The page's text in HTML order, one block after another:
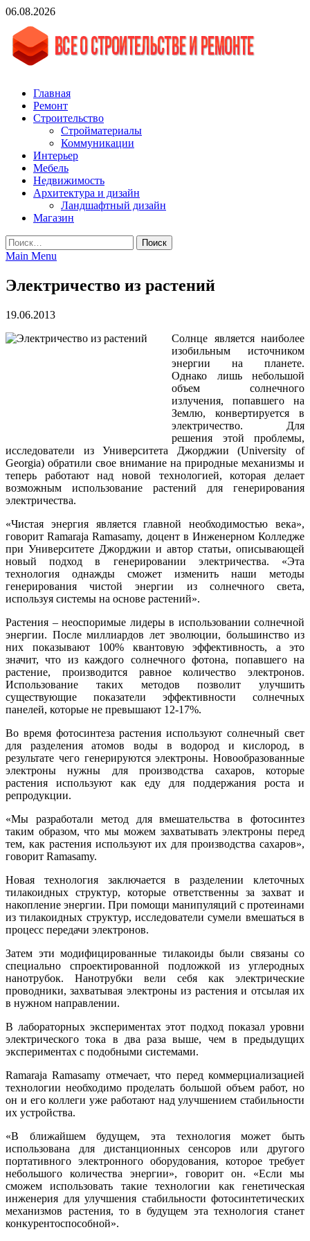
Skip
content
06.08.2026
vgasa.ru
Строительный журнал. Всё о строительстве и ремонтах
Главная
Ремонт
Строительство
Стройматериалы
Коммуникации
Интерьер
Мебель
Недвижимость
Архитектура и дизайн
Ландшафтный дизайн
Магазин
Найти:
Main Menu
Электричество из растений
19.06.2013
Солнце является наиболее
изобильным источником
энергии на планете.
Однако лишь небольшой
объем солнечного
излучения, попавшего на
Землю, конвертируется в
электричество. Для
решения этой проблемы,
исследователи из Университета Джорджии (University of
Georgia) обратили свое внимание на природные механизмы и
теперь работают над новой технологией, которая делает
возможным использование растений для генерирования
электричества.
«Чистая энергия является главной необходимостью века»,
говорит Ramaraja Ramasamy, доцент в Инженерном Колледже
при Университете Джорджии и автор статьи, описывающей
новый подход в генерировании электричества. «Эта
технология однажды сможет изменить наши методы
генерирования чистой энергии из солнечного света,
используя системы на основе растений».
Растения – неоспоримые лидеры в использовании солнечной
энергии. После миллиардов лет эволюции, большинство из
них показывают 100% квантовую эффективность, а это
значит, что из каждого солнечного фотона, попавшего на
растение, производится равное количество электронов.
Использование таких методов позволит улучшить
существующие показатели эффективности солнечных
панелей, которые не превышают 12-17%.
Во время фотосинтеза растения используют солнечный свет
для разделения атомов воды в водород и кислород, в
результате чего генерируются электроны. Новообразованные
электроны нужны для производства сахаров, которые
растения используют как еду для поддержания роста и
репродукции.
«Мы разработали метод для вмешательства в фотосинтез
таким образом, что мы можем захватывать электроны перед
тем, как растения используют их для производства сахаров»,
говорит Ramasamy.
Новая технология заключается в разделении клеточных
тилакоидных структур, которые ответственны за захват и
накопление энергии. При помощи манипуляций с протеинами
из тилакоидных структур, исследователи сумели вмешаться в
процесс передачи электронов.
Затем эти модифицированные тилакоиды были связаны со
специально спроектированной подложкой из углеродных
нанотрубок. Нанотрубки вели себя как электрические
проводники, захватывая электроны из растения и отсылая их
в нужном направлении.
В лабораторных экспериментах этот подход показал уровни
электрического тока в два раза выше, чем в предыдущих
экспериментах с подобными системами.
Ramaraja Ramasamy отмечает, что перед коммерциализацией
технологии необходимо проделать большой объем работ, но
он и его коллеги уже работают над улучшением стабильности
их устройства.
«В ближайшем будущем, эта технология может быть
использована для дистанционных сенсоров или другого
портативного электронного оборудования, которое требует
небольшого количества энергии», говорит он. «Если мы
сможем использовать такие технологии как генетическая
инженерия для улучшения стабильности фотосинтетических
механизмов растения, то в будущем эта технология станет
конкурентоспособной».